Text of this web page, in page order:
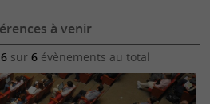
à venir
sur 6évènements au total